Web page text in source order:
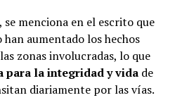
se menciona en el escrito que
aumentado los hechos
zonas involucradas, lo que
para la integridad y vidade
diariamente por las vías.